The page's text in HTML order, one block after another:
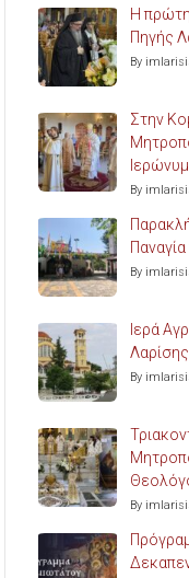
Η
Πηγής
By
Στην
By
By
Ιερά
By
By